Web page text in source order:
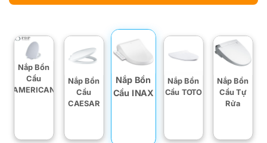
Nắp Bồn
Cầu
AMERICAN
Nắp Bồn
Cầu
CAESAR
Nắp Bồn
Cầu INAX
Nắp Bồn
Cầu TOTO
Nắp Bồn
Cầu Tự
Rửa